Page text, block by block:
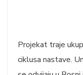
Projekat traje
ciklusa nastave.